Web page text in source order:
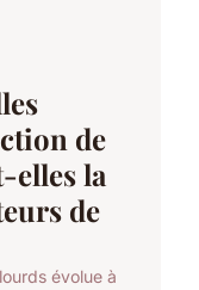
de
elles la
de
évolue à